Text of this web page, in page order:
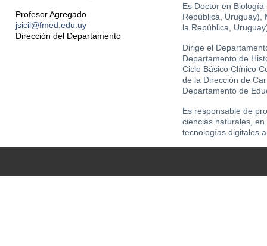
Profesor Agregado
jsicil@fmed.edu.uy
Dirección del Departamento
Es Doctor en
República, Uruguay),
la República,
Dirige el
Departamento de
Ciclo Básico Clínico
de la Dirección de
Departamento de
Es responsable de
ciencias naturales,
tecnologías digitales